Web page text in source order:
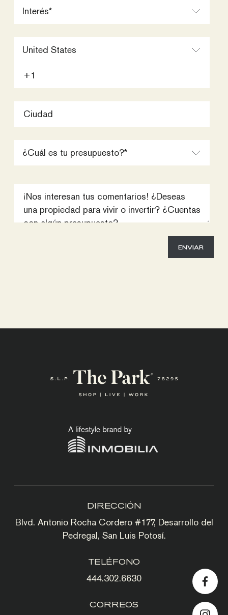
DIRECCIÓN
Blvd. Antonio Rocha Cordero #177, Desarrollo del
Pedregal, San Luis Potosí.
TELÉFONO
444.302.6630
CORREOS